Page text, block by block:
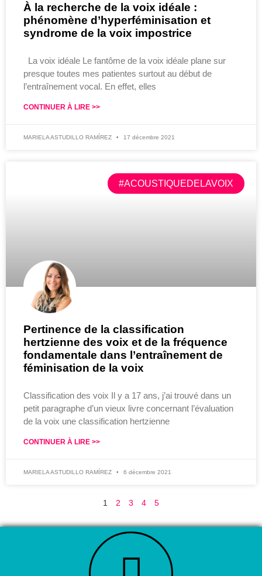
À la recherche de la voix idéale :
phénomène d’hyperféminisation et
syndrome de la voix impostrice
La voix idéale Le fantôme de la voix idéale plane sur
presque toutes mes patientes surtout au début de
l’entraînement vocal. En effet, elles
CONTINUER À LIRE >>
MARIELA ASTUDILLO RAMÍREZ 17 décembre 2021
#ACOUSTIQUEDELAVOIX
Pertinence de la classification
hertzienne des voix et de la fréquence
fondamentale dans l’entraînement de
féminisation de la voix
Classification des voix Il y a 17 ans, j’ai trouvé dans un
petit paragraphe d’un vieux livre concernant l’évaluation
de la voix une classification hertzienne
CONTINUER À LIRE >>
MARIELA ASTUDILLO RAMÍREZ 6 décembre 2021
1 2 3 4 5